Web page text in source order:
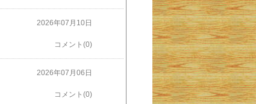
2026年07月10日
コメント(0)
2026年07月06日
コメント(0)